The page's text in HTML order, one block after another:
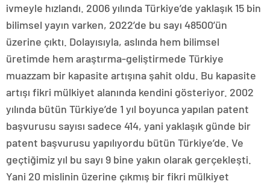
ivmeyle hızlandı. 2006 yılında Türkiye’de yaklaşık 15 bin
bilimsel yayın varken, 2022’de bu sayı 48500’ün
üzerine çıktı. Dolayısıyla, aslında hem bilimsel
üretimde hem araştırma-geliştirmede Türkiye
muazzam bir kapasite artışına şahit oldu. Bu kapasite
artışı fikri mülkiyet alanında kendini gösteriyor. 2002
yılında bütün Türkiye’de 1 yıl boyunca yapılan patent
başvurusu sayısı sadece 414, yani yaklaşık günde bir
patent başvurusu yapılıyordu bütün Türkiye’de. Ve
geçtiğimiz yıl bu sayı 9 bine yakın olarak gerçekleşti.
Yani 20 mislinin üzerine çıkmış bir fikri mülkiyet